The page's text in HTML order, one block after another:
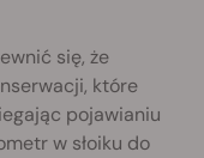
się, że
które
pojawianiu
w słoiku do